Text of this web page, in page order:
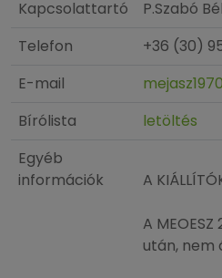
Kapcsolattartó
P.Szabó
Telefon
+36 (30)
E-mail
Bírólista
letöltés
Egyéb
információk
A
A
után, nem